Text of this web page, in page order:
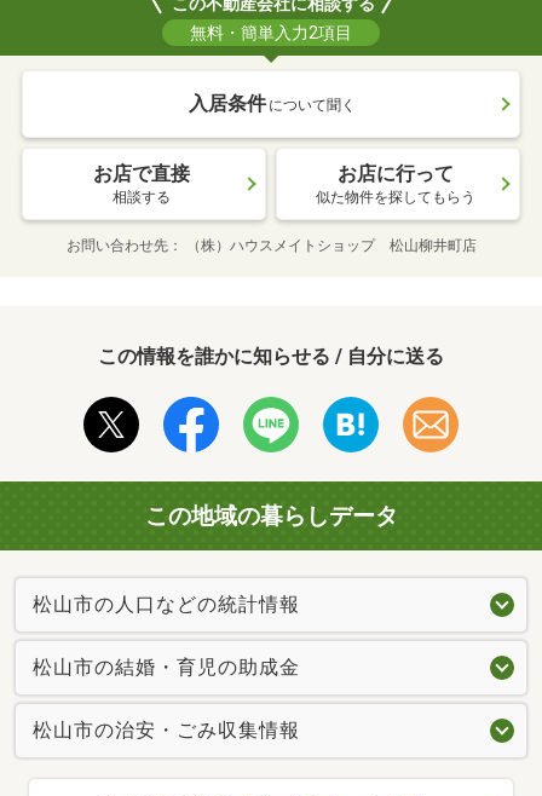
無料・簡単入力2項目
入居条件 について聞く
お店で直接
相談する
お店に行って
似た物件を探してもらう
お問い合わせ先 （株）ハウスメイトショップ 松山柳井町店
この情報を誰かに知らせる / 自分に送る
この地域の暮らしデータ
松山市の人口などの統計情報
松山市の結婚・育児の助成金
松山市の治安・ごみ収集情報